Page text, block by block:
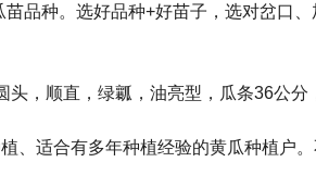
品种。选好品种+好苗子，选对岔口
，顺直，绿瓤，油亮型，瓜条36公分
适合有多年种植经验的黄瓜种植户